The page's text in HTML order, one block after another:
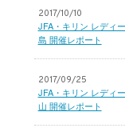
2017/10/10
JFA・キリン レディ
島 開催レポート
2017/09/25
JFA・キリン レディ
山 開催レポート